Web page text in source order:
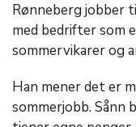
Rønneberg jobber
med bedrifter som
sommervikarer og
Han mener det er
sommerjobb.